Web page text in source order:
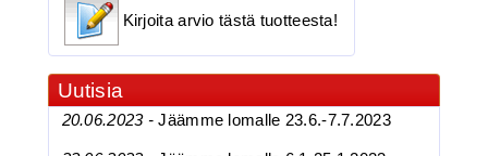
Kolmihaarakoukku N.4
Kirjoita arvio tästä tuotteesta!
Uutisia
20.06.2023 -Jäämme lomalle 23.6.-7.7.2023